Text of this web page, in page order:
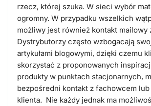
rzecz, której szuka. W sieci wybór
ogromny. W przypadku wszelkich
możliwy jest również kontakt mailowy
Dystrybutorzy często wzbogacają
artykułami blogowymi, dzięki czemu
skorzystać z proponowanych
produkty w punktach stacjonarnych,
bezpośredni kontakt z fachowcem
klienta. Nie każdy jednak ma